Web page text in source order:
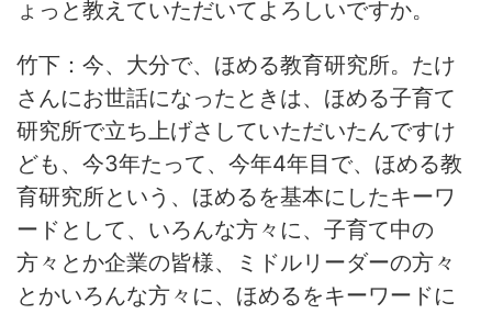
ょっと教えていただいてよろしいですか。
竹下：今、大分で、ほめる教育研究所。たけ
さんにお世話になったときは、ほめる子育て
研究所で立ち上げさしていただいたんですけ
ども、今3年たって、今年4年目で、ほめる教
育研究所という、ほめるを基本にしたキーワ
ードとして、いろんな方々に、子育て中の
方々とか企業の皆様、ミドルリーダーの方々
とかいろんな方々に、ほめるをキーワードに